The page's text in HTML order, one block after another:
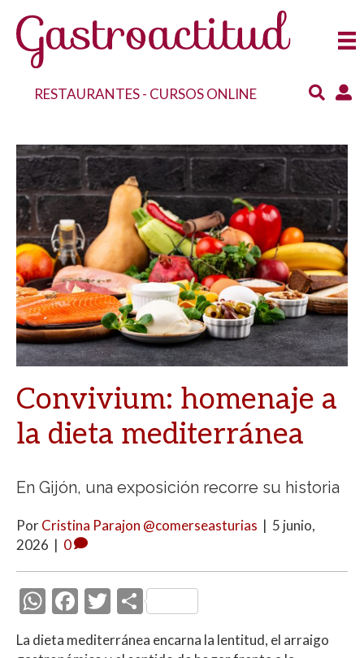
RESTAURANTES- CURSOS ONLINE
Convivium: homenaje a
la dieta mediterránea
En Gijón, una exposición recorre su historia
PorCristina Parajon @comerseasturias | 5 junio,
2026 | 0
W F
ac
T
w
C
La dieta mediterránea encarna la lentitud, el arraigo